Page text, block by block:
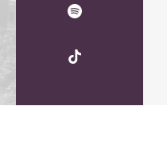
UKSW
UKSW